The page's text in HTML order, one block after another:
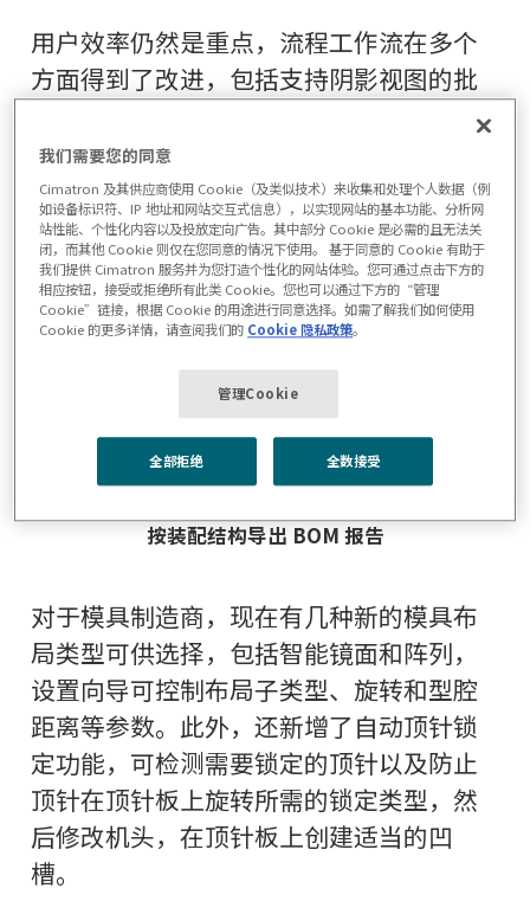
用户效率仍然是重点，流程工作流在多个
方面得到了改进，包括支持阴影视图的批
量打印、动态三元组拖动、对装配结构的
扩展 BOM 支持，以及具有搜索和重置功能
的扩展首选项控制。
按装配结构导出 BOM 报告
对于模具制造商，现在有几种新的模具布
局类型可供选择，包括智能镜面和阵列，
设置向导可控制布局子类型、旋转和型腔
距离等参数。此外，还新增了自动顶针锁
定功能，可检测需要锁定的顶针以及防止
顶针在顶针板上旋转所需的锁定类型，然
后修改机头，在顶针板上创建适当的凹
槽。
我们需要您的同意
Cimatron 及其供应商使用 Cookie（及类似技术）来收集和处理个人数据（例
如设备标识符、IP 地址和网站交互式信息），以实现网站的基本功能、分析网
站性能、个性化内容以及投放定向广告。其中部分 Cookie 是必需的且无法关
闭，而其他 Cookie 则仅在您同意的情况下使用。 基于同意的 Cookie 有助于
我们提供 Cimatron 服务并为您打造个性化的网站体验。您可通过点击下方的
相应按钮，接受或拒绝所有此类 Cookie。您也可以通过下方的“管理
Cookie”链接，根据 Cookie 的用途进行同意选择。如需了解我们如何使用
Cookie 的更多详情，请查阅我们的 Cookie 隐私政策。
管理Cookie
全部拒绝 全数接受